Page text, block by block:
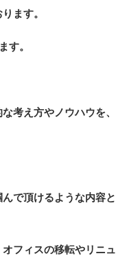
ます。
す。
考え方やノウハウを、
で頂けるような内容と
フィスの移転やリニュ